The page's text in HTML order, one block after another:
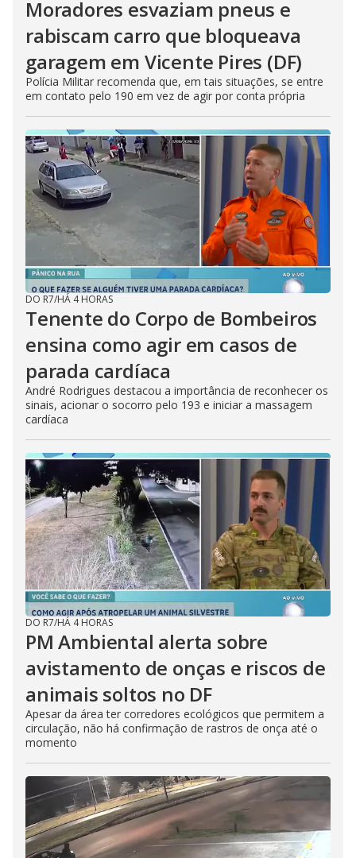
Moradores esvaziam pneus e
rabiscam carro que bloqueava
garagem em Vicente Pires (DF)
Polícia Militar recomenda que, em tais situações, se entre
em contato pelo 190 em vez de agir por conta própria
DO R7/HÁ 4 HORAS
Tenente do Corpo de Bombeiros
ensina como agir em casos de
parada cardíaca
André Rodrigues destacou a importância de reconhecer os
sinais, acionar o socorro pelo 193 e iniciar a massagem
cardíaca
DO R7/HÁ 4 HORAS
PM Ambiental alerta sobre
avistamento de onças e riscos de
animais soltos no DF
Apesar da área ter corredores ecológicos que permitem a
circulação, não há confirmação de rastros de onça até o
momento